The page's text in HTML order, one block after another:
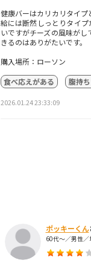
健康バーはカリカリタイ
給には断然しっとりタイ
いですがチーズの風味が
きるのはありがたいです。
購入場所：ローソン
食べ応えがある
腹持
2026.01.24 23:33:09
ポッキーくん
60代～／男性／